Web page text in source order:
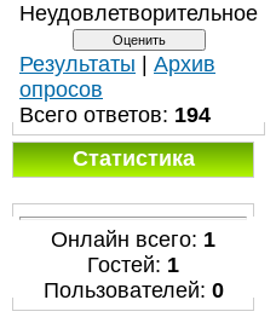
Неудовлетворительное
Результаты
Архив
опросов
Всего ответов: 194
Статистика
Онлайн всего: 1
Гостей: 1
Пользователей: 0